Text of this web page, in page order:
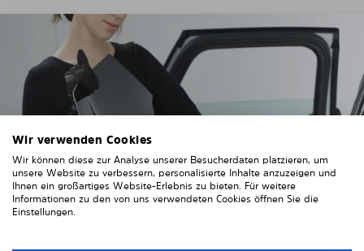
Wir verwenden Cookies
Wir können diese zur Analyse unserer Besucherdaten platzieren, um
unsere Website zu verbessern, personalisierte Inhalte anzuzeigen und
Ihnen ein großartiges Website-Erlebnis zu bieten. Für weitere
Informationen zu den von uns verwendeten Cookies öffnen Sie die
Einstellungen.